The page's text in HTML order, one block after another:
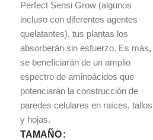
Perfect Sensi Grow (algunos
incluso con diferentes agentes
quelatantes), tus plantas los
absorberán sin esfuerzo. Es más,
se beneficiarán de un amplio
espectro de aminoácidos que
potenciarán la construcción de
paredes celulares en raíces, tallos
y hojas.
TAMAÑO